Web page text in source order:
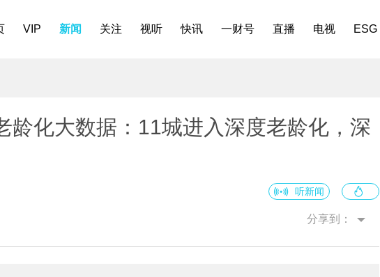
VIP 新闻 关注 视听 快讯 一财号 直播 电视 ESG
龄化大数据：11城进入深度老龄化，深
听新闻
分享到：